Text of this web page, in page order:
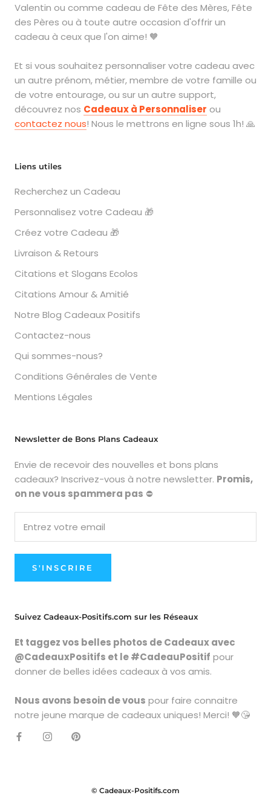
Valentin ou comme cadeau de Fête des Mères, Fête
des Pères ou à toute autre occasion d'offrir un
cadeau à ceux que l'on aime! 🧡
Et si vous souhaitez personnaliser votre cadeau avec
un autre prénom, métier, membre de votre famille ou
de votre entourage, ou sur un autre support,
découvrez nos Cadeaux à Personnaliser ou
contactez nous! Nous le mettrons en ligne sous 1h! 🙏
Liens utiles
Recherchez un Cadeau
Personnalisez votre Cadeau 🎁
Créez votre Cadeau 🎁
Livraison & Retours
Citations et Slogans Ecolos
Citations Amour & Amitié
Notre Blog Cadeaux Positifs
Contactez-nous
Qui sommes-nous?
Conditions Générales de Vente
Mentions Légales
Newsletter de Bons Plans Cadeaux
Envie de recevoir des nouvelles et bons plans
cadeaux? Inscrivez-vous à notre newsletter. Promis,
on ne vous spammera pas ⛔
S'INSCRIRE
Suivez Cadeaux-Positifs.com sur les Réseaux
Et taggez vos belles photos de Cadeaux avec
@CadeauxPositifs et le #CadeauPositif pour
donner de belles idées cadeaux à vos amis.
Nous avons besoin de vous pour faire connaitre
notre jeune marque de cadeaux uniques! Merci! 🧡😘
© Cadeaux-Positifs.com